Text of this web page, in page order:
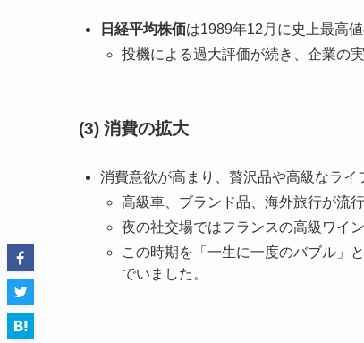
日経平均株価は1989年12月に史上最高
投機による過大評価が続き、企業の
(3) 消費の拡大
消費意欲が高まり、贅沢品や高級なライ
高級車、ブランド品、海外旅行が流行
夜の社交場ではフランスの高級ワイ
この時期を「一生に一度のバブル」
でいました。